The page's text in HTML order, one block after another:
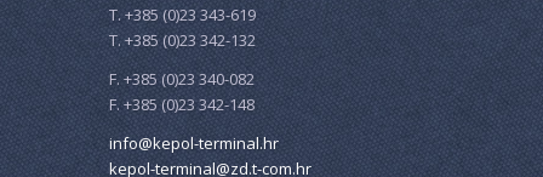
T. +385 (0)23 343-619
T. +385 (0)23 342-132
F. +385 (0)23 340-082
F. +385 (0)23 342-148
info@kepol-terminal.hr
kepol-terminal@zd.t-com.hr